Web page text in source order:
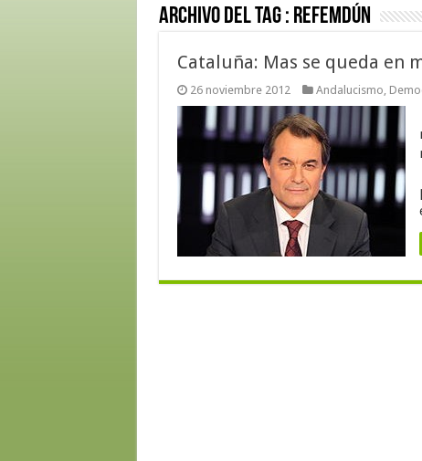
Archivo del tag : refemdún
Cataluña: Mas se queda en
26 noviembre 2012 Andalucismo,